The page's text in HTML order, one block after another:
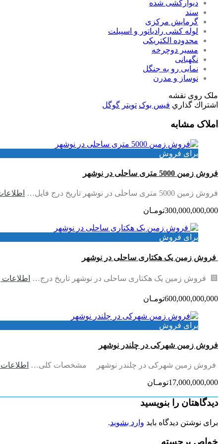
دیوارکشی شده
سند
گرمایش مرکزی
لوله کشی رادیاتور و اسپیلت
محدوده الکتریکی
مسیر دوچرخه
نگهبانی
نمایی رو به جنگل
نوساز و مدرن
ملک روی نقشه
اشتراك گذاري فیس بوک تويتر گوگل
املاک مشابه
برای فروش
فروش زمین 5000 متری ساحلی در نوشهر
فروش زمین 5000 متری ساحلی در نوشهر تاریخ درج فایل…
300,000,000,000تومـان
برای فروش
فروش زمین یک هکتاری ساحلی در نوشهر
🟦 فروش زمین یک هکتاری ساحلی در نوشهر تاریخ درج… اطلاعات
600,000,000,000تومـان
برای فروش
فروش زمین شهرکی در چلندر نوشهر
فروش زمین شهرکی در چلندر نوشهر مشخصات کلی… اطلاعات
17,000,000,000تومـان
دیدگاهتان را بنویسید
برای نوشتن دیدگاه باید وارد بشوید.
خواص برجسته